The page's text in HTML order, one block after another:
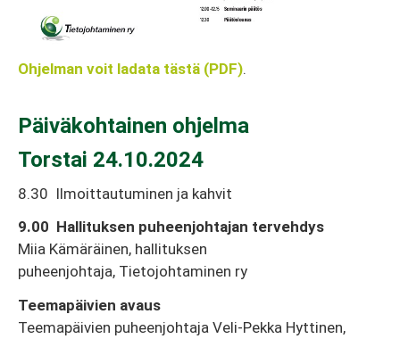
Ohjelman voit ladata tästä (PDF).
Päiväkohtainen ohjelma
Torstai 24.10.2024
8.30 Ilmoittautuminen ja kahvit
9.00 Hallituksen puheenjohtajan tervehdys
Miia Kämäräinen, hallituksen
puheenjohtaja, Tietojohtaminen ry
Teemapäivien avaus
​Teemapäivien puheenjohtaja Veli-Pekka Hyttinen,